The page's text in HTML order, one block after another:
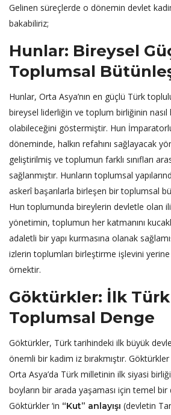
Gelinen süreçlerde o dönemin devlet
bakabiliriz;
Hunlar: Bireysel
Toplumsal
Hunlar, Orta Asya’nın en güçlü Türk
bireysel liderliğin ve toplum birliğinin
olabileceğini göstermiştir. Hun
döneminde, halkın refahını sağlayacak
geliştirilmiş ve toplumun farklı sınıfları
sağlanmıştır. Hunların toplumsal
askerî başarılarla birleşen bir toplumsal
Hun toplumunda bireylerin devletle olan
yönetimin, toplumun her katmanını
adaletli bir yapı kurmasına olanak
izlerin toplumları birleştirme işlevini
örnektir.
Göktürkler: İlk
Toplumsal Denge
Göktürkler, Türk tarihindeki ilk büyük
önemli bir kadim iz bırakmıştır.
Orta Asya’da Türk milletinin ilk siyasi
boyların bir arada yaşaması için temel
Göktürkler ‘in “Kut” anlayışı (devletin